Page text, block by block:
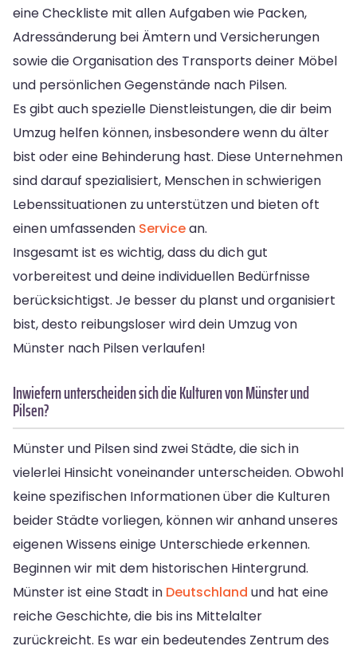
eine Checkliste mit allen Aufgaben wie Packen,
Adressänderung bei Ämtern und Versicherungen
sowie die Organisation des Transports deiner Möbel
und persönlichen Gegenstände nach Pilsen.
Es gibt auch spezielle Dienstleistungen, die dir beim
Umzug helfen können, insbesondere wenn du älter
bist oder eine Behinderung hast. Diese Unternehmen
sind darauf spezialisiert, Menschen in schwierigen
Lebenssituationen zu unterstützen und bieten oft
einen umfassenden Servicean.
Insgesamt ist es wichtig, dass du dich gut
vorbereitest und deine individuellen Bedürfnisse
berücksichtigst. Je besser du planst und organisiert
bist, desto reibungsloser wird dein Umzug von
Münster nach Pilsen verlaufen!
Inwiefern unterscheiden sich die Kulturen von Münster und
Pilsen?
Münster und Pilsen sind zwei Städte, die sich in
vielerlei Hinsicht voneinander unterscheiden. Obwohl
keine spezifischen Informationen über die Kulturen
beider Städte vorliegen, können wir anhand unseres
eigenen Wissens einige Unterschiede erkennen.
Beginnen wir mit dem historischen Hintergrund.
Münster ist eine Stadt in Deutschland und hat eine
reiche Geschichte, die bis ins Mittelalter
zurückreicht. Es war ein bedeutendes Zentrum des